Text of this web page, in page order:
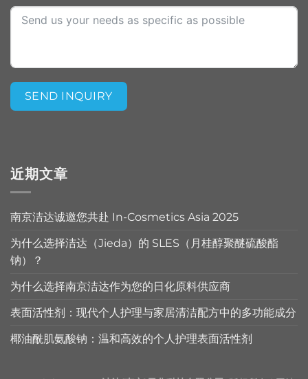
SEND INQUIRY
近期文章
南京洁达诚邀您共赴 In-Cosmetics Asia 2025
为什么选择洁达（Jieda）的 SLES（月桂醇聚醚硫酸酯
钠）？
为什么选择南京洁达作为您的日化原料供应商
表面活性剂：现代个人护理与家居清洁配方中的多功能成分
椰油酰肌氨酸钠：温和高效的个人护理表面活性剂